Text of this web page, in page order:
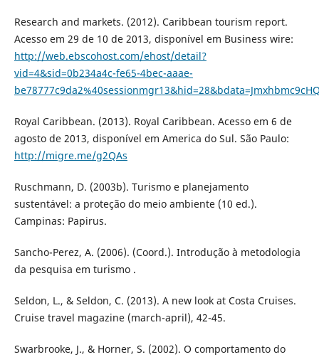
Research and markets. (2012). Caribbean tourism report.
Acesso em 29 de 10 de 2013, disponível em Business wire:
http://web.ebscohost.com/ehost/detail?
vid=4&sid=0b234a4c-fe65-4bec-aaae-
Royal Caribbean. (2013). Royal Caribbean. Acesso em 6 de
agosto de 2013, disponível em America do Sul. São Paulo:
http://migre.me/g2QAs
Ruschmann, D. (2003b). Turismo e planejamento
sustentável: a proteção do meio ambiente (10 ed.).
Campinas: Papirus.
Sancho-Perez, A. (2006). (Coord.). Introdução à metodologia
da pesquisa em turismo .
Seldon, L., & Seldon, C. (2013). A new look at Costa Cruises.
Cruise travel magazine (march-april), 42-45.
Swarbrooke, J., & Horner, S. (2002). O comportamento do